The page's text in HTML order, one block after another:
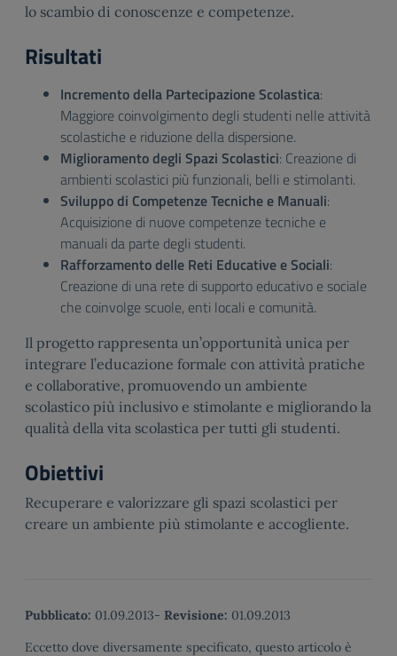
lo scambio di conoscenze e competenze.
Risultati
Incremento della Partecipazione Scolastica:
Maggiore coinvolgimento degli studenti nelle attività
scolastiche e riduzione della dispersione.
Miglioramento degli Spazi Scolastici: Creazione di
ambienti scolastici più funzionali, belli e stimolanti.
Sviluppo di Competenze Tecniche e Manuali:
Acquisizione di nuove competenze tecniche e
manuali da parte degli studenti.
Rafforzamento delle Reti Educative e Sociali:
Creazione di una rete di supporto educativo e sociale
che coinvolge scuole, enti locali e comunità.
Il progetto rappresenta un’opportunità unica per
integrare l’educazione formale con attività pratiche
e collaborative, promuovendo un ambiente
scolastico più inclusivo e stimolante e migliorando la
qualità della vita scolastica per tutti gli studenti.
Obiettivi
Recuperare e valorizzare gli spazi scolastici per
creare un ambiente più stimolante e accogliente.
Pubblicato: 01.09.2013- Revisione: 01.09.2013
Eccetto dove diversamente specificato, questo articolo è